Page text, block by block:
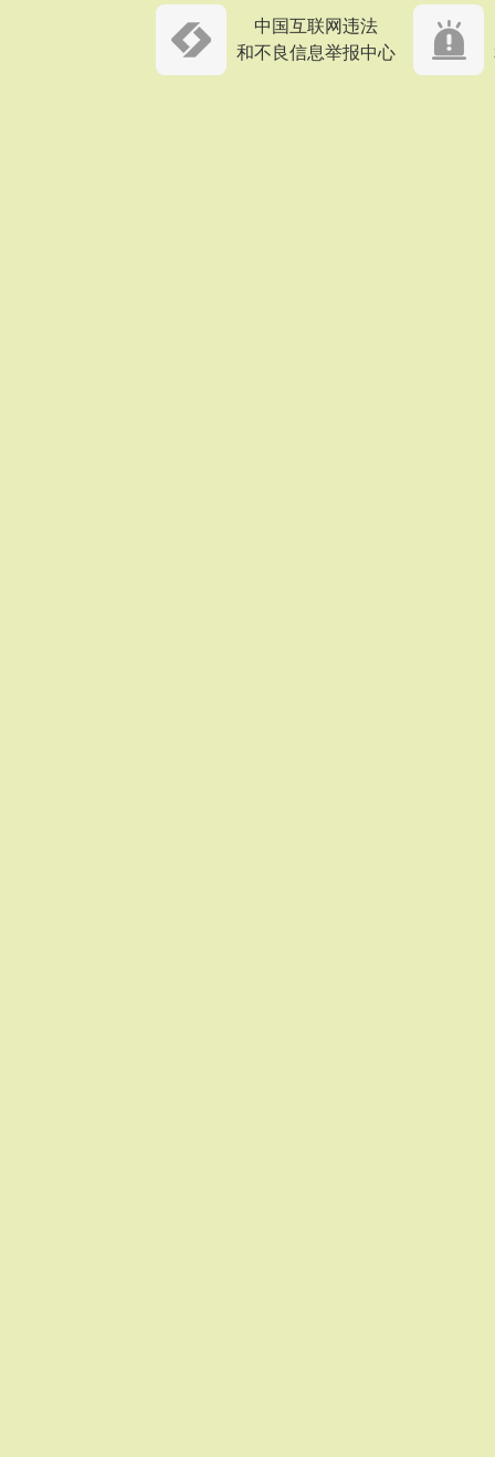
中国互联网违法
和不良信息举报中心